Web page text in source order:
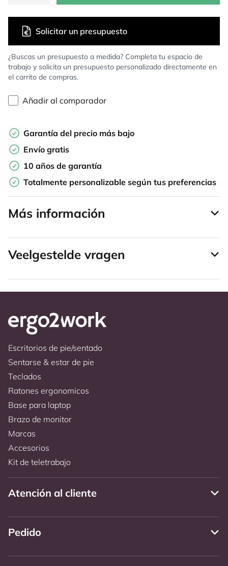
¿Buscas un presupuesto a medida? Completa tu espacio de
trabajo y solicita un presupuesto personalizado directamente en
el carrito de compras.
Solicitar un presupuesto
Añadir al comparador
Garantía del precio más bajo
Envío gratis
10 años de garantía
Totalmente personalizable según tus preferencias
Más información
Veelgestelde vragen
Escritorios de pie/sentado
Sentarse & estar de pie
Teclados
Ratones ergonomicos
Base para laptop
Brazo de monitor
Marcas
Accesorios
Kit de teletrabajo
Atención al cliente
Pedido